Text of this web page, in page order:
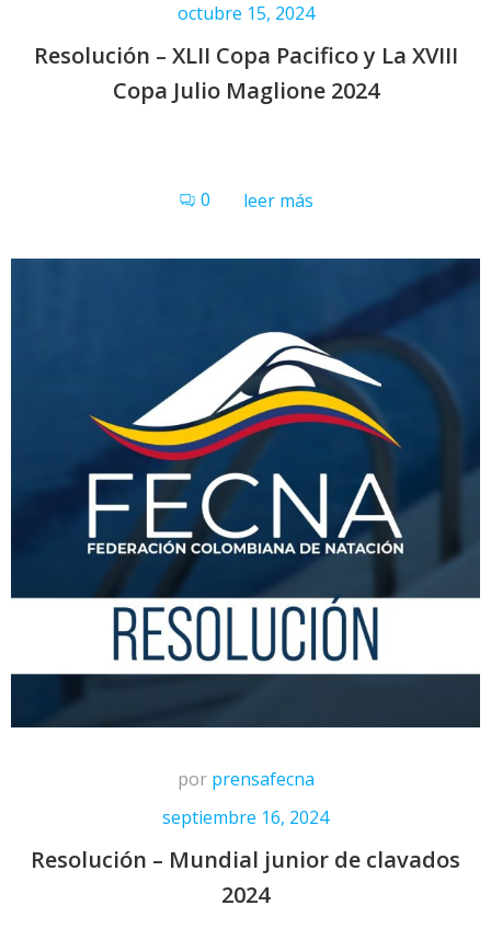
octubre 15, 2024
Resolución – XLII Copa Pacifico y La XVIII
Copa Julio Maglione 2024
0 leer más
por prensafecna
septiembre 16, 2024
Resolución – Mundial junior de clavados
2024